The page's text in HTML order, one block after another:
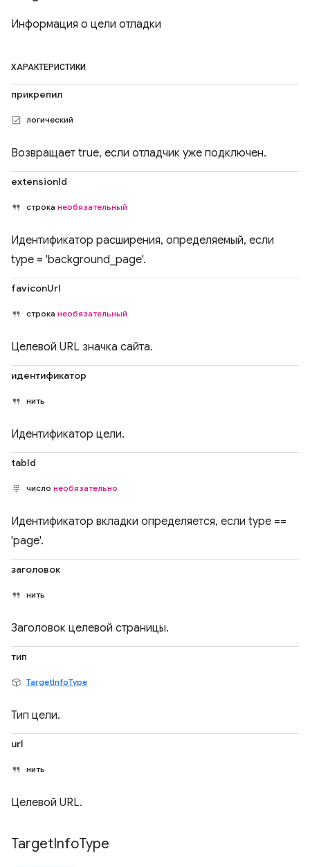
Информация о цели отладки
ХАРАКТЕРИСТИКИ
прикрепил
логический
Возвращает true, если отладчик уже подключен.
extensionId
строка необязательный
Идентификатор расширения, определяемый, если
type = 'background_page'.
faviconUrl
строка необязательный
Целевой URL значка сайта.
идентификатор
нить
Идентификатор цели.
tabId
число необязательно
Идентификатор вкладки определяется, если type ==
'page'.
заголовок
нить
Заголовок целевой страницы.
тип
TargetInfoType
Тип цели.
url
нить
Целевой URL.
TargetInfoType